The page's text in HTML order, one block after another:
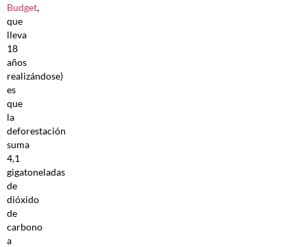
Budget,
que
lleva
18
años
realizándose)
es
que
la
deforestación
suma
4,1
gigatoneladas
de
dióxido
de
carbono
a